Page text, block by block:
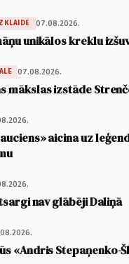
07.08.2026.
unikālos kreklu
07.08.2026.
mākslas izstāde
aicina uz
nav glābēji Daliņā
«Andris Stepaņenko-